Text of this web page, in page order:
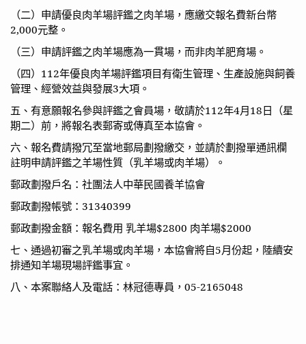
（二）申請優良肉羊場評鑑之肉羊場，應繳交報名費新台幣
2,000元整。
（三）申請評鑑之肉羊場應為一貫場，而非肉羊肥育場。
（四） 112年優良肉羊場評鑑項目有衛生管理、生產設施與飼養
管理、經營效益與發展3大項。
五、有意願報名參與評鑑之會員場，敬請於112年4月18日（星
期二）前，將報名表郵寄或傳真至本協會。
六、報名費請撥冗至當地郵局劃撥繳交，並請於劃撥單通訊欄
註明申請評鑑之羊場性質（乳羊場或肉羊場）。
郵政劃撥戶名：社團法人中華民國養羊協會
郵政劃撥帳號： 31340399
郵政劃撥金額：報名費用 乳羊場$2800 肉羊場$2000
七、通過初審之乳羊場或肉羊場，本協會將自5月份起，陸續安
排通知羊場現場評鑑事宜。
八、本案聯絡人及電話：林冠德專員， 05-2165048